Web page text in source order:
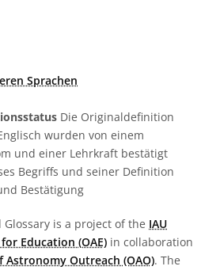
Sprachen
Die Originaldefinition
wurden von einem
und einer Lehrkraft bestätigt
Begriffs und seiner Definition
Bestätigung
is a project of the IAU
Education (OAE) in collaboration
Astronomy Outreach (OAO). The